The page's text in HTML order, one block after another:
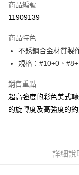
信用卡分期付款
合作金庫商業銀行
華南商業銀行
上海商業儲蓄銀行
臺灣中小企業銀行
匯豐（台灣）商業銀
聯邦商業銀行
台灣樂天信用卡公司
超商取貨付款
Apple Pay
街口支付
悠遊付
1.本服務由台灣大哥大
AFTEE先享後付
商品編號
11909139
商品特色
不銹鋼合金材質製
規格：#10+0、
銷售重點
超高強度的彩色美式
的旋轉度及高強度的
詳細說